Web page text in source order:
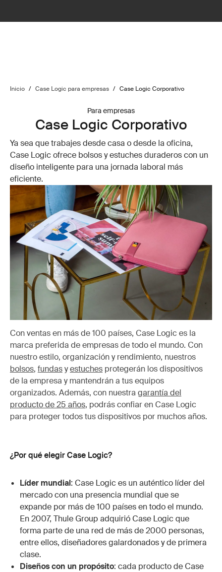
Inicio / Case Logic para empresas / Case Logic Corporativo
Para empresas
Case Logic Corporativo
Ya sea que trabajes desde casa o desde la oficina,
Case Logic ofrece bolsos y estuches duraderos con un
diseño inteligente para una jornada laboral más
eficiente.
Con ventas en más de 100 países, Case Logic es la
marca preferida de empresas de todo el mundo. Con
nuestro estilo, organización y rendimiento, nuestros
bolsos, fundasyestuches protegerán los dispositivos
de la empresa y mantendrán a tus equipos
organizados. Además, con nuestra garantía del
producto de 25 años, podrás confiar en Case Logic
para proteger todos tus dispositivos por muchos años.
¿Por qué elegir Case Logic?
Líder mundial: Case Logic es un auténtico líder del
mercado con una presencia mundial que se
expande por más de 100 países en todo el mundo.
En 2007, Thule Group adquirió Case Logic que
forma parte de una red de más de 2000 personas,
entre ellos, diseñadores galardonados y de primera
clase.
Diseños con un propósito: cada producto de Case